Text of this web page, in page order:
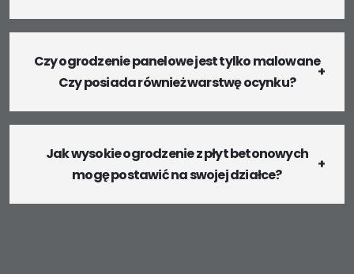
Czy ogrodzenie panelowe jest tylko malowane
Czy posiada również warstwę ocynku?
Jak wysokie ogrodzenie z płyt betonowych
mogę postawić na swojej działce?